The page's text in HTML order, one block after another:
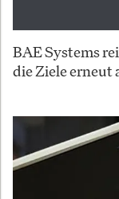
BAE Systems
die Ziele erneut